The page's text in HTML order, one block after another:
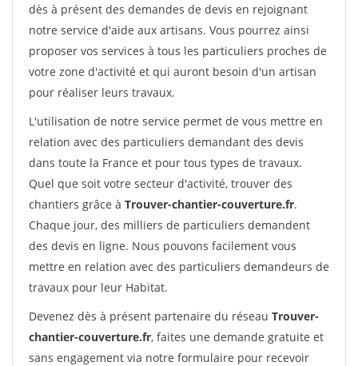
dès à présent des demandes de devis en rejoignant
notre service d'aide aux artisans. Vous pourrez ainsi
proposer vos services à tous les particuliers proches de
votre zone d'activité et qui auront besoin d'un artisan
pour réaliser leurs travaux.
L'utilisation de notre service permet de vous mettre en
relation avec des particuliers demandant des devis
dans toute la France et pour tous types de travaux.
Quel que soit votre secteur d'activité, trouver des
chantiers grâce à Trouver-chantier-couverture.fr.
Chaque jour, des milliers de particuliers demandent
des devis en ligne. Nous pouvons facilement vous
mettre en relation avec des particuliers demandeurs de
travaux pour leur Habitat.
Devenez dès à présent partenaire du réseau Trouver-
chantier-couverture.fr, faites une demande gratuite et
sans engagement via notre formulaire pour recevoir